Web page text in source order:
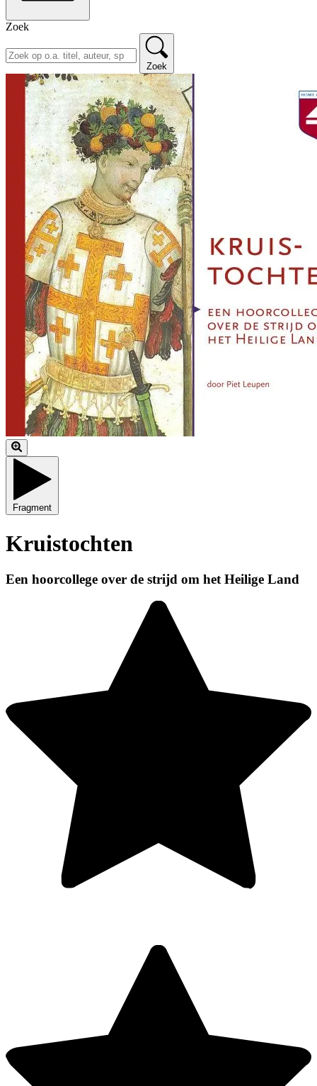
Zoek
Zoek
Fragment
Kruistochten
Een hoorcollege over de strijd om het Heilige Land